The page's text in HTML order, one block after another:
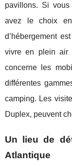
pavillons. Si
avez le choix
d’hébergement
vivre en plein air
concerne les
différentes
camping. Les
Duplex, peuvent
Un lieu de
Atlantique